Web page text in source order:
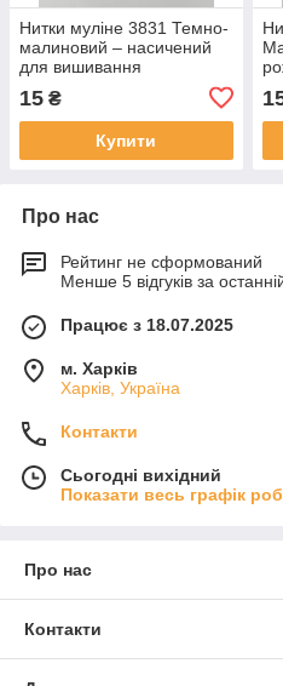
Нитки муліне 3831 Темно-
малиновий – насичений
для вишивання
15 ₴
Купити
Про нас
Рейтинг не сформований
Менше 5 відгуків за
Працює з 18.07.2025
м. Харків
Харків, Україна
Контакти
Сьогодні вихідний
Показати весь графік
Про нас
Контакти